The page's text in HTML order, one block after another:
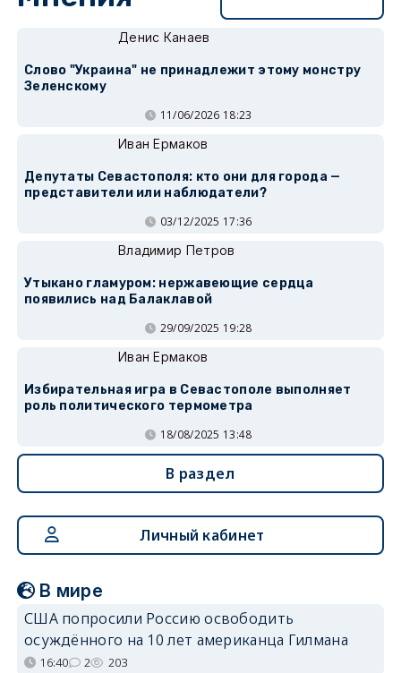
Денис Канаев
Слово "Украина" не принадлежит этому монстру
Зеленскому
11/06/2026 18:23
Иван Ермаков
Депутаты Севастополя: кто они для города —
представители или наблюдатели?
03/12/2025 17:36
Владимир Петров
Утыкано гламуром: нержавеющие сердца
появились над Балаклавой
29/09/2025 19:28
Иван Ермаков
Избирательная игра в Севастополе выполняет
роль политического термометра
18/08/2025 13:48
В раздел
Личный кабинет
В мире
США попросили Россию освободить
осуждённого на 10 лет американца Гилмана
16:40 2 203